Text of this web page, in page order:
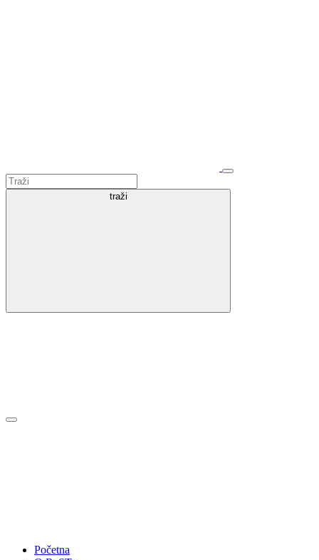
traži
Početna